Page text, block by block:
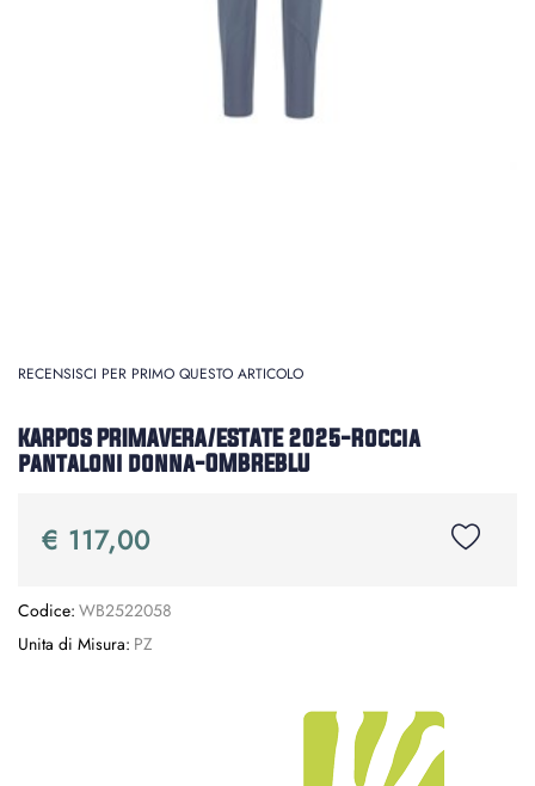
RECENSISCI PER PRIMO QUESTO ARTICOLO
KARPOS PRIMAVERA/ESTATE 2025-Roccia
pantaloni donna-OMBREBLU
€ 117,00
Codice: WB2522058
Unita di Misura: PZ